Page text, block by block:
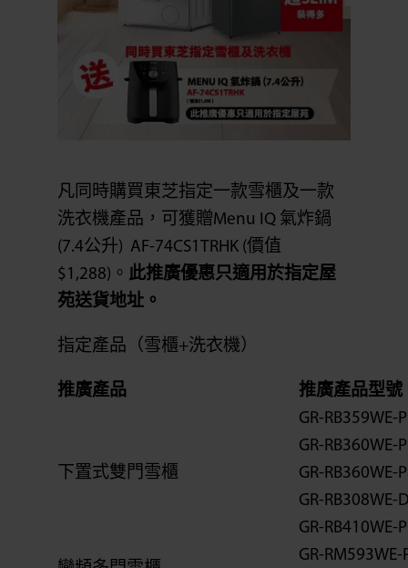
凡同時購買東芝指定一款雪櫃及一款
洗衣機產品，可獲贈Menu IQ 氣炸鍋
(7.4公升) AF-74CS1TRHK (價值
$1,288)。 此推廣優惠只適用於指定屋
苑送貨地址。
指定產品（雪櫃+洗衣機）
推廣產品 推廣產品型號
下置式雙門雪櫃
GR-RB359WE-
GR-RB360WE-
GR-RB360WE-
GR-RB308WE-
GR-RB410WE-
GR-RM593WE-